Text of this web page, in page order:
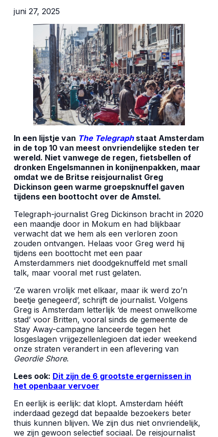
juni 27, 2025
In een lijstje van The Telegraphstaat Amsterdam
in de top 10 van meest onvriendelijke steden ter
wereld. Niet vanwege de regen, fietsbellen of
dronken Engelsmannen in konijnenpakken, maar
omdat we de Britse reisjournalist Greg
Dickinson geen warme groepsknuffel gaven
tijdens een boottocht over de Amstel.
Telegraph-journalist Greg Dickinson bracht in 2020
een maandje door in Mokum en had blijkbaar
verwacht dat we hem als een verloren zoon
zouden ontvangen. Helaas voor Greg werd hij
tijdens een boottocht met een paar
Amsterdammers niet doodgeknuffeld met small
talk, maar vooral met rust gelaten.
‘Ze waren vrolijk met elkaar, maar ik werd zo’n
beetje genegeerd’, schrijft de journalist. Volgens
Greg is Amsterdam letterlijk ‘de meest onwelkome
stad’ voor Britten, vooral sinds de gemeente de
Stay Away-campagne lanceerde tegen het
losgeslagen vrijgezellenlegioen dat ieder weekend
onze straten verandert in een aflevering van
Geordie Shore.
Lees ook: Dit zijn de 6 grootste ergernissen in
het openbaar vervoer
En eerlijk is eerlijk: dat klopt. Amsterdam hééft
inderdaad gezegd dat bepaalde bezoekers beter
thuis kunnen blijven. We zijn dus niet onvriendelijk,
we zijn gewoon selectief sociaal. De reisjournalist